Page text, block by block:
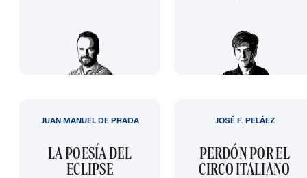
LA POESÍA DEL
ECLIPSE
JUAN MANUEL DE PRADA
PERDÓN POR EL
CIRCO ITALIANO
JOSÉ F. PELÁEZ